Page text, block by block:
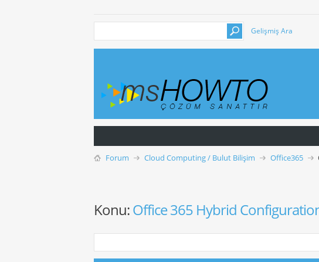
Gelişmiş Ara
Forum Cloud Computing / Bulut Bilişim Office365
Konu:Office 365 Hybrid